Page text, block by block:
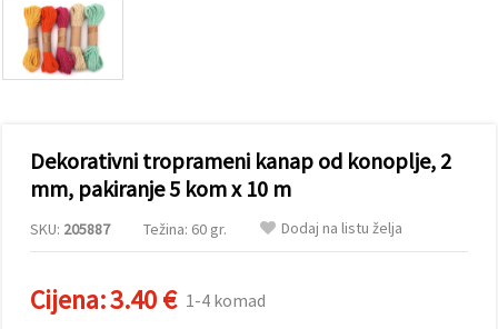
sadržaj i
oglase,
uključujući
uz pomoć
naših
Možete
korištenje
kolačića
klikom na
sve!" Ili
naznačiti
Dekorativni troprameni kanap od konoplje, 2
mm, pakiranje 5 kom x 10 m
SKU: 205887 Težina: 60 gr. Dodaj na listu želja
Cijena:3.40 € 1-4 komad